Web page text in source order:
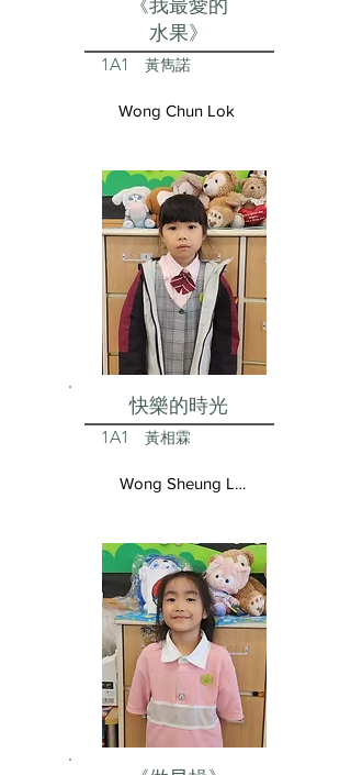
水果》
1A1 黃雋諾
Wong Chun Lok
快樂的時光
1A1 黃相霖
Wong Sheung Lam